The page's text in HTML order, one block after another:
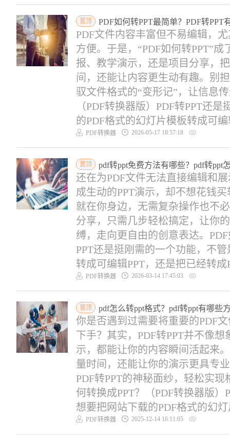
置顶 PDF如何转PPT最简单？PDF转PPT
PDF文件内容丰富但不易编辑，
方便。于是，“PDF如何转PPT”
报、教学演示，还是项目分享，
间，还能让内容更生动有趣。别
驭文件格式的“变形记”，让信息
（PDF转换器版）PDF转PPT还
的PDF格式的幻灯片模板转成可编
PDF转换器 2026-05-17 18:57:18
置顶 pdf转ppt免费方法有哪些？pdf转ppt
还在为PDF文件无法直接编辑和
成生动的PPT演示，却不想花钱
就在你身边，无需复杂操作也不
分享，只需几步轻松搞定，让你
缚，走向更自由的创意表达。
PPT还是挺刚需的一个功能，不
转成可编辑PPT，还是把已经转成
PDF转换器 2026-03-14 17:45:03
置顶 pdf怎么转ppt格式？pdf转ppt有哪些
你是否遇到过需要将重要的PDF
下手？其实，PDF转PPT并不像
示，都能让你的内容瞬间活起来
量时间，还能让你的演示更具专
PDF转PPT的神秘面纱，轻松实
何转换成PPT？（PDF转换器版
想要把网站下载的PDF格式的幻
PDF转换器 2025-12-14 16:11:05